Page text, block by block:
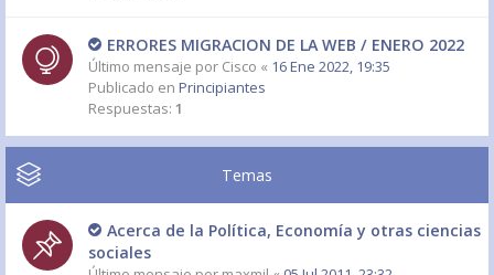
ERRORES MIGRACION DE LA WEB / ENERO 2022
Último mensaje por Cisco « 16 Ene 2022, 19:35
Publicado en Principiantes
Respuestas: 1
Temas
Acerca de la Política, Economía y otras ciencias
sociales